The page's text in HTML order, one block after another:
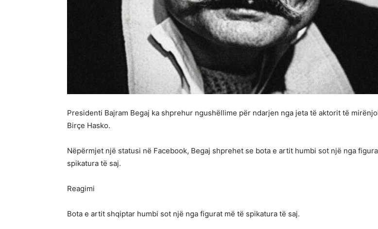
Presidenti Bajram Begaj ka shprehur ngushëllime për ndarjen nga jeta të aktorit të
Birçe Hasko.
Nëpërmjet një statusi në Facebook, Begaj shprehet se bota e artit humbi sot një nga
spikatura të saj.
Reagimi
Bota e artit shqiptar humbi sot një nga figurat më të spikatura të saj.